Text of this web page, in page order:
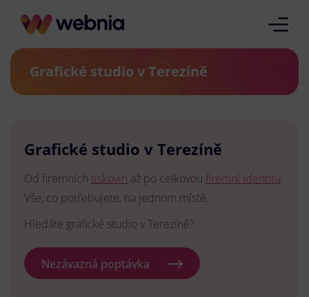
Grafické studio v Terezíně
Grafické studio v Terezíně
Od firemních tiskovin až po celkovou firemní identitu.
Vše, co potřebujete, na jednom místě.
Hledáte grafické studio v Terezíně?
Nezávazná poptávka